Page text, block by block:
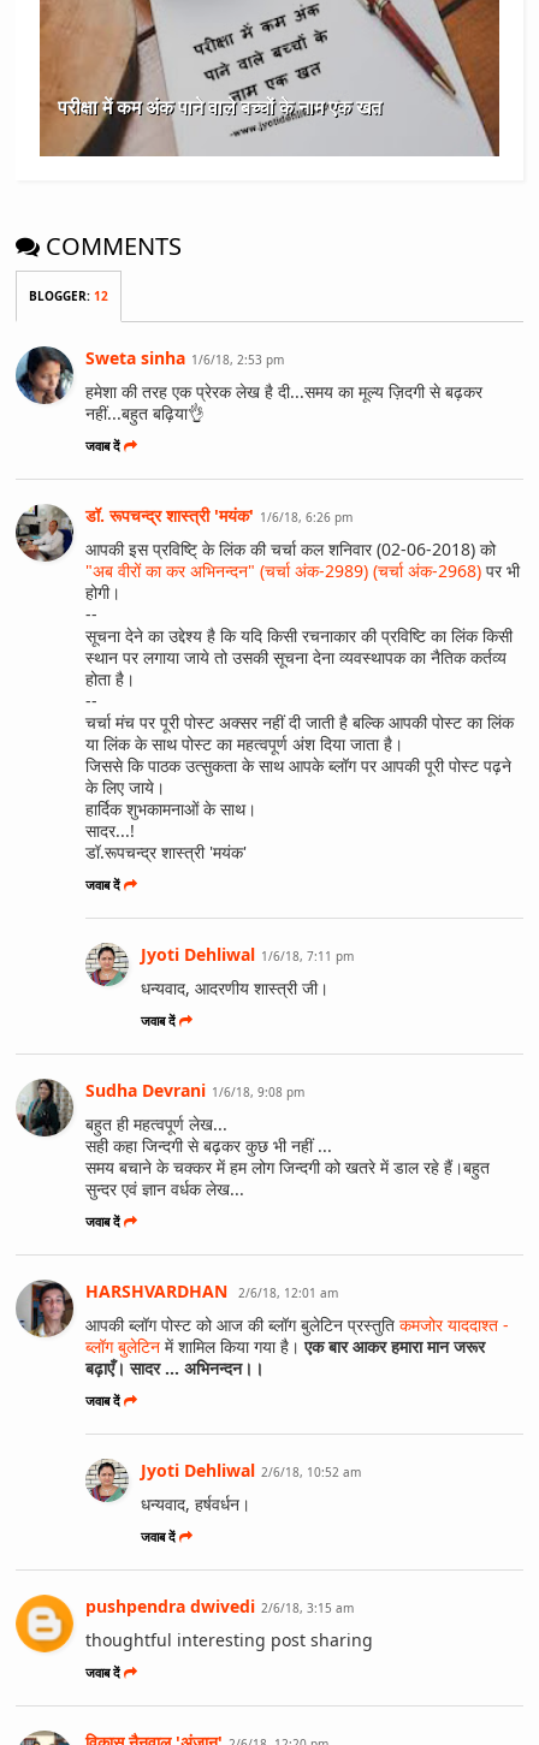
परीक्षा में कम अंक पाने वाले बच्चों के नाम एक खत
COMMENTS
BLOGGER:12
Sweta sinha 1/6/18, 2:53 pm
हमेशा की तरह एक प्रेरक लेख है दी...समय का मूल्य ज़िदगी से बढ़कर
नहीं...बहुत बढ़िया👌
जवाब दें
डॉ. रूपचन्द्र शास्त्री 'मयंक' 1/6/18, 6:26 pm
आपकी इस प्रविष्टि् के लिंक की चर्चा कल शनिवार (02-06-2018) को
"अब वीरों का कर अभिनन्दन" (चर्चा अंक-2989) (चर्चा अंक-2968)पर भी
होगी।
--
सूचना देने का उद्देश्य है कि यदि किसी रचनाकार की प्रविष्टि का लिंक किसी
स्थान पर लगाया जाये तो उसकी सूचना देना व्यवस्थापक का नैतिक कर्तव्य
होता है।
--
चर्चा मंच पर पूरी पोस्ट अक्सर नहीं दी जाती है बल्कि आपकी पोस्ट का लिंक
या लिंक के साथ पोस्ट का महत्वपूर्ण अंश दिया जाता है।
जिससे कि पाठक उत्सुकता के साथ आपके ब्लॉग पर आपकी पूरी पोस्ट पढ़ने
के लिए जाये।
हार्दिक शुभकामनाओं के साथ।
सादर...!
डॉ.रूपचन्द्र शास्त्री 'मयंक'
जवाब दें
Jyoti Dehliwal 1/6/18, 7:11 pm
धन्यवाद, आदरणीय शास्त्री जी।
जवाब दें
Sudha Devrani 1/6/18, 9:08 pm
बहुत ही महत्वपूर्ण लेख...
सही कहा जिन्दगी से बढ़कर कुछ भी नहीं ...
समय बचाने के चक्कर में हम लोग जिन्दगी को खतरे में डाल रहे हैं।बहुत
सुन्दर एवं ज्ञान वर्धक लेख...
जवाब दें
HARSHVARDHAN 2/6/18, 12:01 am
आपकी ब्लॉग पोस्ट को आज की ब्लॉग बुलेटिन प्रस्तुतिकमजोर याददाश्त -
ब्लॉग बुलेटिन में शामिल किया गया है।एक बार आकर हमारा मान जरूर
बढ़ाएँ। सादर ... अभिनन्दन।।
जवाब दें
Jyoti Dehliwal 2/6/18, 10:52 am
धन्यवाद, हर्षवर्धन।
जवाब दें
pushpendra dwivedi 2/6/18, 3:15 am
thoughtful interesting post sharing
जवाब दें